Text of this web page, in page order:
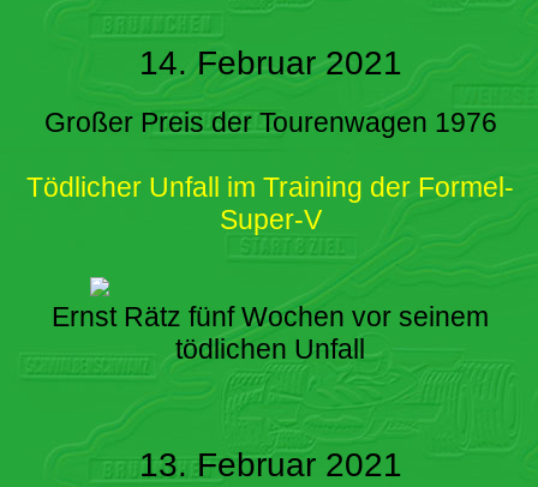
14. Februar 2021
Großer Preis der Tourenwagen 1976
Tödlicher Unfall im Training der Formel-
Super-V
Ernst Rätz fünf Wochen vor seinem
tödlichen Unfall
13. Februar 2021